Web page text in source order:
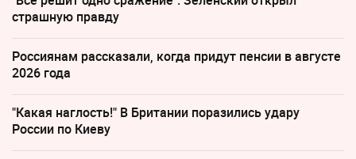
страшную правду
Россиянам рассказали, когда придут пенсии в августе
2026 года
"Какая наглость!" В Британии поразились удару
России по Киеву